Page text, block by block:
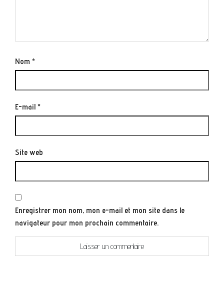
Nom *
E-mail *
Site web
Enregistrer mon nom, mon e-mail et mon site dans le
navigateur pour mon prochain commentaire.